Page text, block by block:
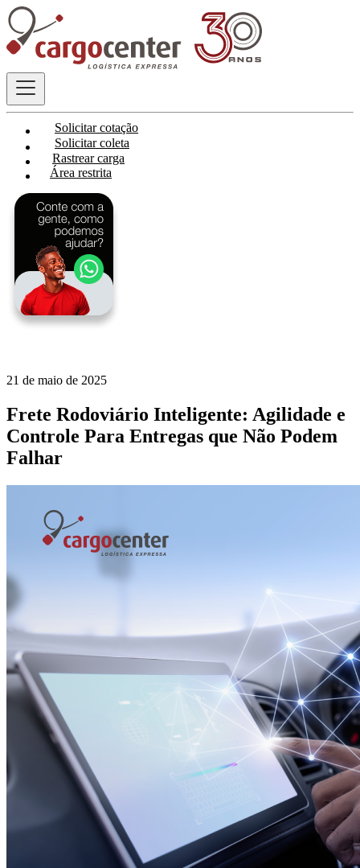
Solicitar cotação
Solicitar coleta
Rastrear carga
Área restrita
21 de maio de 2025
Frete Rodoviário Inteligente: Agilidade e
Controle Para Entregas que Não Podem
Falhar